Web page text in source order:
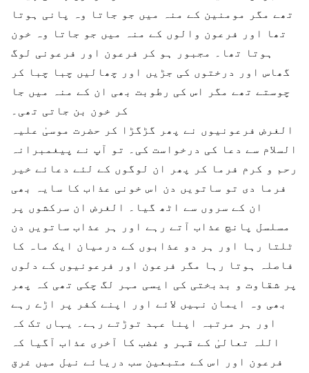
تھے مگر مومنین کے منہ میں جو جاتا وہ پانی ہوتا
تھا اور فرعون والوں کے منہ میں جو جاتا وہ خون
ہوتا تھا۔ مجبور ہو کر فرعون اور فرعونی لوگ
گھاس اور درختوں کی جڑیں اور چھالیں چبا چبا کر
چوستے تھے مگر اس کی رطوبت بھی ان کے منہ میں جا
کر خون بن جاتی تھی۔
الغرض فرعونیوں نے پھر گڑگڑا کر حضرت موسیٰ علیہ
السلام سے دعا کی درخواست کی۔ تو آپ نے پیغمبرانہ
رحم و کرم فرما کر پھر ان لوگوں کے لئے دعائے خیر
فرما دی تو ساتویں دن اس خونی عذاب کا سایہ بھی
ان کے سروں سے اٹھ گیا۔ الغرض ان سرکشوں پر
مسلسل پانچ عذاب آتے رہے اور ہر عذاب ساتویں دن
ٹلتا رہا اور ہر دو عذابوں کے درمیان ایک ماہ کا
فاصلہ ہوتا رہا مگر فرعون اور فرعونیوں کے دلوں
پر شقاوت و بدبختی کی ایسی مہر لگ چکی تھی کہ پھر
بھی وہ ایمان نہیں لائے اور اپنے کفر پر اڑے رہے
اور ہر مرتبہ اپنا عہد توڑتے رہے۔ یہاں تک کہ
اللہ تعالیٰ کے قہر و غضب کا آخری عذاب آگیا کہ
فرعون اور اس کے متبعین سب دریائے نیل میں غرق